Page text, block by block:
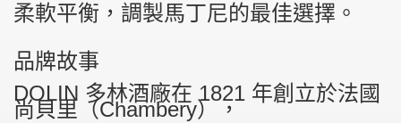
柔軟平衡，調製馬丁尼的最佳選擇。
品牌故事
DOLIN 多林酒廠在 1821 年創立於法國
尚貝里（Chambery），